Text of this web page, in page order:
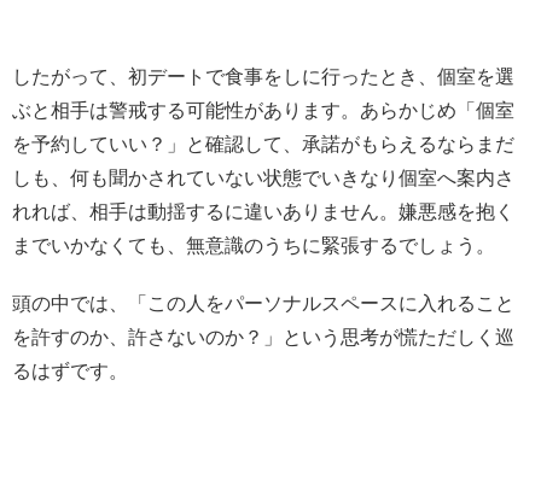
したがって、初デートで食事をしに行ったとき、個室を選
ぶと相手は警戒する可能性があります。あらかじめ「個室
を予約していい？」と確認して、承諾がもらえるならまだ
しも、何も聞かされていない状態でいきなり個室へ案内さ
れれば、相手は動揺するに違いありません。嫌悪感を抱く
までいかなくても、無意識のうちに緊張するでしょう。
頭の中では、「この人をパーソナルスペースに入れること
を許すのか、許さないのか？」という思考が慌ただしく巡
るはずです。